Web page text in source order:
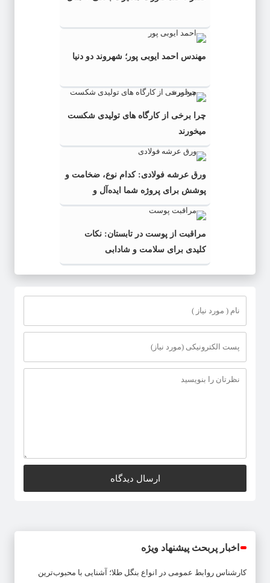
مهندس احمد ایوبی ‌پور؛ شهروند دو دنیا
چرا برخی از کارگاه‌ های تولیدی شکست
میخورند
ورق عرشه فولادی: کدام نوع، ضخامت و
پوشش برای پروژه شما ایده‌آل و
به‌صرفه‌تر است؟
مراقبت از پوست در تابستان: نکات
کلیدی برای سلامت و شادابی
اخبار پربحث پیشنهاد ویژه
کارشناس روابط عمومی در
انواع بنگل طلا؛ آشنایی با محبوب‌ترین